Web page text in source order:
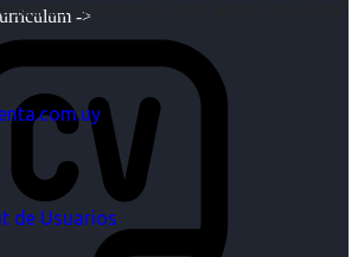
->
un trabajo, pero antes un placer.
de Usuarios